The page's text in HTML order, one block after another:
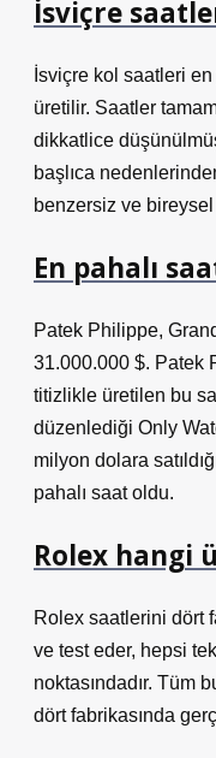
İsviçre
İsviçre kol saatleri
üretilir. Saatler
dikkatlice
başlıca
benzersiz ve bireysel
En pahalı
Patek Philippe,
31.000.000 $. Patek
titizlikle üretilen bu
düzenlediği Only
milyon dolara
pahalı saat oldu.
Rolex hangi
Rolex saatlerini dört
ve test eder, hepsi
noktasındadır. Tüm
dört fabrikasında